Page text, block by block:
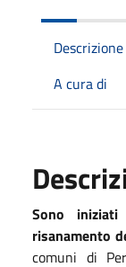
Descrizione
A cura di
Sono
risanamento
comuni di